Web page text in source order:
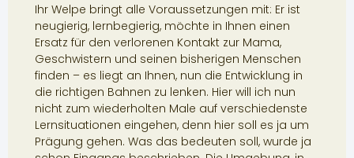
Ihr Welpe bringt alle Voraussetzungen mit: Er ist
neugierig, lernbegierig, möchte in Ihnen einen
Ersatz für den verlorenen Kontakt zur Mama,
Geschwistern und seinen bisherigen Menschen
finden – es liegt an Ihnen, nun die Entwicklung in
die richtigen Bahnen zu lenken. Hier will ich nun
nicht zum wiederholten Male auf verschiedenste
Lernsituationen eingehen, denn hier soll es ja um
Prägung gehen. Was das bedeuten soll, wurde ja